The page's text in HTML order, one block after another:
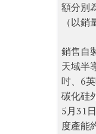
額分別
（以銷
銷售自
天域半
吋、6
碳化硅
5月31
度產能